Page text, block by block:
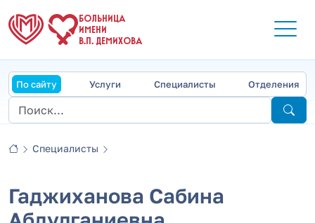
БОЛЬНИЦА
ИМЕНИ
В.П. ДЕМИХОВА
По сайту Услуги Специалисты Отделения
Специалисты
Гаджиханова Сабина